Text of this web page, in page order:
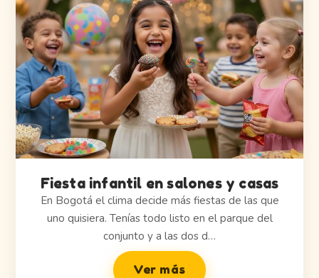
Fiesta infantil en salones y casas
En Bogotá el clima decide más fiestas de las que
uno quisiera. Tenías todo listo en el parque del
conjunto y a las dos d…
Ver más